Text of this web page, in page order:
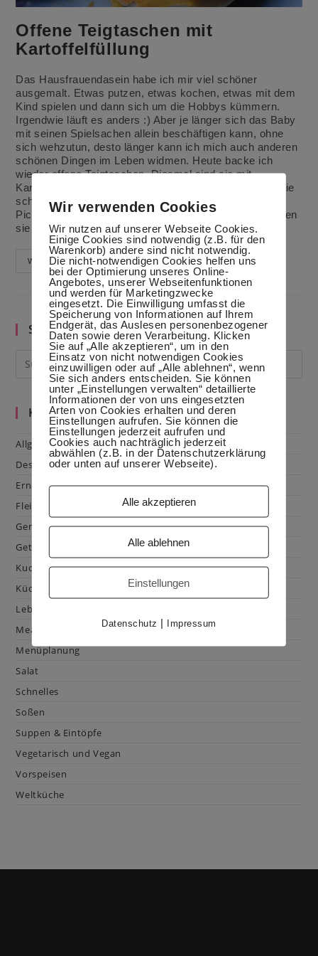
Offene Teigtaschen mit
Kartoffelfüllung
Das Hausfrauendasein habe ich mir viel schöner
ausgemalt. Etwas putzen, etwas kochen, etwas mit dem
Kind spielen und dann sich um die Hobbys kümmern.
Irgendwie läuft es anders :) Aber je länger sich das Baby
mit seinen Spielsachen allein beschäftigen kann, ohne
sich wehzutun, desto länger kann ich mich auch anderen
schönen Dingen im Leben widmen. Heute backe ich
wieder offene Teigtaschen. Diesmal sind sie mit
Kartoffeln gefüllt. Bis auf die Gehzeit des Teiges sind sie
schnell gemacht. Für die hoffentlich bald kommende
Picknickzeit genau das Richtige. Mit Salat ergänzt bilden
sie auch eine gute Mahlzeit. Auch…
WeiterlesenOffene
Teigtaschen
Mit
Kartoffelfüllung
Suche im Blog
Kategorien
Allgemein
Dessert
Ernährung
Fleisch & Geflügel
Gemüse
Getränke
Kuchen & Gebäck
Küchenhacks
Lebensmittelkunde
Mealprep
Menüplanung
Salat
Schnelles
Soßen
Suppen & Eintöpfe
Vegetarisch und Vegan
Vorspeisen
Weltküche
Wir verwenden Cookies
Wir nutzen auf unserer Webseite Cookies.
Einige Cookies sind notwendig (z.B. für den
Warenkorb) andere sind nicht notwendig.
Die nicht-notwendigen Cookies helfen uns
bei der Optimierung unseres Online-
Angebotes, unserer Webseitenfunktionen
und werden für Marketingzwecke
eingesetzt. Die Einwilligung umfasst die
Speicherung von Informationen auf Ihrem
Endgerät, das Auslesen personenbezogener
Daten sowie deren Verarbeitung. Klicken
Sie auf „Alle akzeptieren“, um in den
Einsatz von nicht notwendigen Cookies
einzuwilligen oder auf „Alle ablehnen“, wenn
Sie sich anders entscheiden. Sie können
unter „Einstellungen verwalten“ detaillierte
Informationen der von uns eingesetzten
Arten von Cookies erhalten und deren
Einstellungen aufrufen. Sie können die
Einstellungen jederzeit aufrufen und
Cookies auch nachträglich jederzeit
abwählen (z.B. in der Datenschutzerklärung
oder unten auf unserer Webseite).
Alle akzeptieren
Alle ablehnen
Einstellungen
Datenschutz | Impressum